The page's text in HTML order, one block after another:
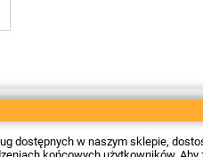
dostępnych w naszym sklepie,